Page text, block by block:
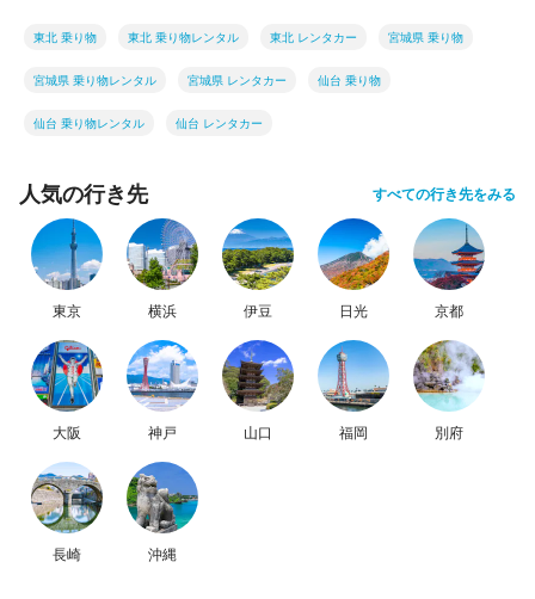
東北 乗り物 東北 乗り物レンタル 東北 レンタカー 宮城県 乗り物
宮城県 乗り物レンタル 宮城県 レンタカー 仙台 乗り物
仙台 乗り物レンタル 仙台 レンタカー
人気の行き先 すべての行き先をみる
東京 横浜 伊豆 日光 京都
大阪 神戸 山口 福岡 別府
長崎 沖縄